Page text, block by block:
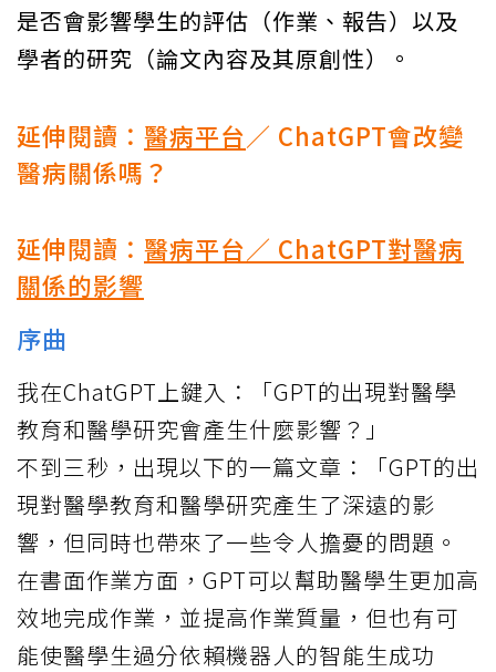
是否會影響學生的評估（作業、報告）以及
學者的研究（論文內容及其原創性）。
延伸閱讀： 醫病平台／ ChatGPT會改變
醫病關係嗎？
延伸閱讀： 醫病平台／ ChatGPT對醫病
關係的影響
序曲
我在ChatGPT上鍵入：「GPT的出現對醫學
教育和醫學研究會產生什麼影響？」
不到三秒，出現以下的一篇文章：「GPT的出
現對醫學教育和醫學研究產生了深遠的影
響，但同時也帶來了一些令人擔憂的問題。
在書面作業方面，GPT可以幫助醫學生更加高
效地完成作業，並提高作業質量，但也有可
能使醫學生過分依賴機器人的智能生成功